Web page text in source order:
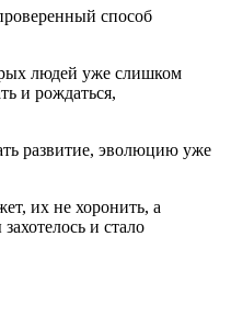
способ
людей уже слишком
и рождаться,
развитие, эволюцию уже
их не хоронить, а
и стало
делать?